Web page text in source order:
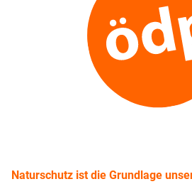
Naturschutz ist die Grundlage